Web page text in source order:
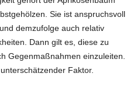
Sie ist anspruchsvoll
demzufolge auch relativ
Dann gilt es, diese zu
Gegenmaßnahmen einzuleiten.
Faktor.